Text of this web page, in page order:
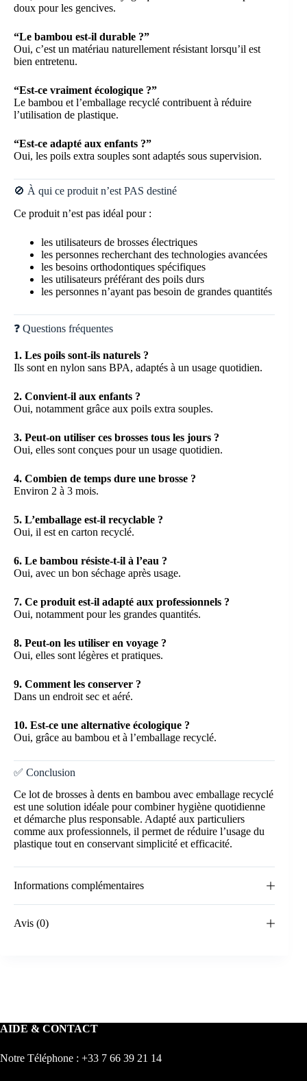
doux pour les gencives.
“Le bambou est-il durable ?”
Oui, c’est un matériau naturellement résistant lorsqu’il est
bien entretenu.
“Est-ce vraiment écologique ?”
Le bambou et l’emballage recyclé contribuent à réduire
l’utilisation de plastique.
“Est-ce adapté aux enfants ?”
Oui, les poils extra souples sont adaptés sous supervision.
🚫 À qui ce produit n’est PAS destiné
Ce produit n’est pas idéal pour :
les utilisateurs de brosses électriques
les personnes recherchant des technologies avancées
les besoins orthodontiques spécifiques
les utilisateurs préférant des poils durs
les personnes n’ayant pas besoin de grandes quantités
❓ Questions fréquentes
1. Les poils sont-ils naturels ?
Ils sont en nylon sans BPA, adaptés à un usage quotidien.
2. Convient-il aux enfants ?
Oui, notamment grâce aux poils extra souples.
3. Peut-on utiliser ces brosses tous les jours ?
Oui, elles sont conçues pour un usage quotidien.
4. Combien de temps dure une brosse ?
Environ 2 à 3 mois.
5. L’emballage est-il recyclable ?
Oui, il est en carton recyclé.
6. Le bambou résiste-t-il à l’eau ?
Oui, avec un bon séchage après usage.
7. Ce produit est-il adapté aux professionnels ?
Oui, notamment pour les grandes quantités.
8. Peut-on les utiliser en voyage ?
Oui, elles sont légères et pratiques.
9. Comment les conserver ?
Dans un endroit sec et aéré.
10. Est-ce une alternative écologique ?
Oui, grâce au bambou et à l’emballage recyclé.
✅ Conclusion
Ce lot de brosses à dents en bambou avec emballage recyclé
est une solution idéale pour combiner hygiène quotidienne
et démarche plus responsable. Adapté aux particuliers
comme aux professionnels, il permet de réduire l’usage du
plastique tout en conservant simplicité et efficacité.
Informations complémentaires
Avis (0)
AIDE & CONTACT
Notre Téléphone : +33 7 66 39 21 14